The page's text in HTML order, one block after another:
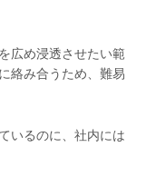
広め浸透させたい範
絡み合うため、難易
いるのに、社内には